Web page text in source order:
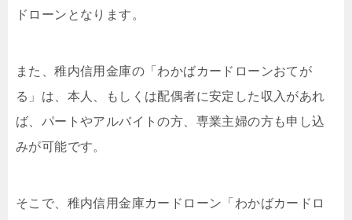
ドローンとなります。
また、稚内信用金庫の「わかばカードローンおてが
る」は、本人、もしくは配偶者に安定した収入があれ
ば、パートやアルバイトの方、専業主婦の方も申し込
みが可能です。
そこで、稚内信用金庫カードローン「わかばカードロ